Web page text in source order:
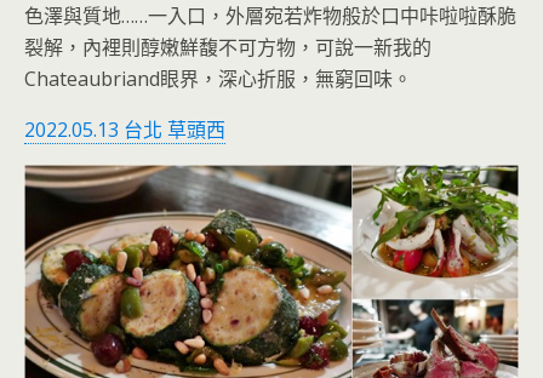
色澤與質地……一入口，外層宛若炸物般於口中咔啦啦酥脆
裂解，內裡則醇嫩鮮馥不可方物，可說一新我的
Chateaubriand眼界，深心折服，無窮回味。
2022.05.13 台北 草頭西